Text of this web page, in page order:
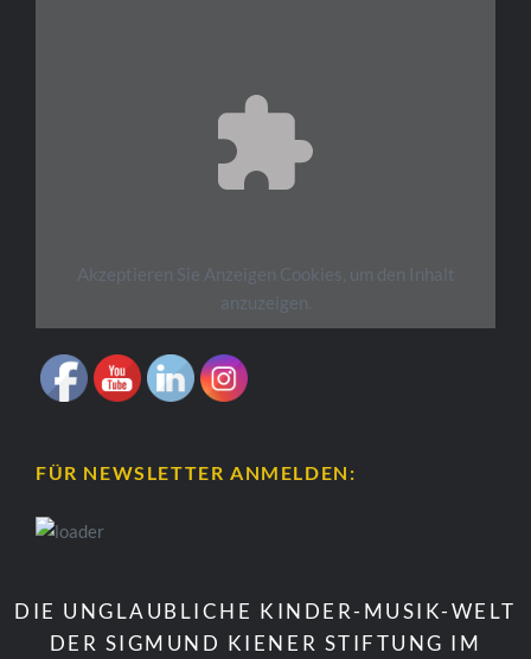
Akzeptieren Sie Anzeigen Cookies, um den Inhalt
anzuzeigen.
FÜR NEWSLETTER ANMELDEN:
DIE UNGLAUBLICHE KINDER-MUSIK-WELT
DER SIGMUND KIENER STIFTUNG IM